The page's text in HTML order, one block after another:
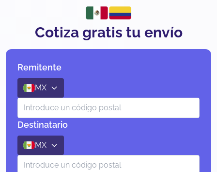
Cotiza gratis tu envío
Remitente
MX
Destinatario
MX